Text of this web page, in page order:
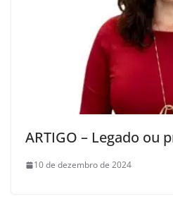
ARTIGO – Legado ou
10 de dezembro de 2024